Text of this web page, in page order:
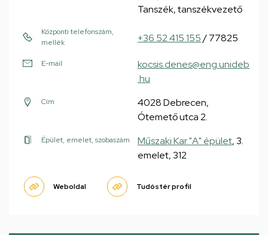
Tanszék, tanszékvezető
Központi telefonszám,
mellék
+36 52 415 155/ 77825
E-mail
kocsis.denes@eng.unideb
.hu
Cím
4028 Debrecen,
Ótemető utca 2.
Épület, emelet, szobaszám Műszaki Kar "A" épület, 3.
emelet, 312
Weboldal Tudóstér profil